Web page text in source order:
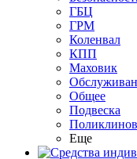
ГБЦ
ГРМ
Коленвал
КПП
Маховик
Общее
Подвеска
Еще